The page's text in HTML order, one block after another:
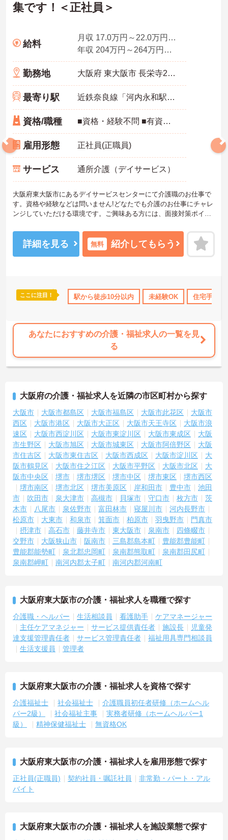
年間休日110日以上 資格取得サポート 研修制度あり
集です！＜正社員＞
給料
月収 17.0万円～22.0万円程度
年収 204万円～264万円程度※月収×12ヶ月
勤務地 大阪府 東大阪市 長栄寺21番24号
最寄り駅 近鉄奈良線「河内永和駅」徒歩5分
資格/職種 ■資格・経験不問 ■有資格者、経験者歓迎
雇用形態 正社員(正職員)
サービス 通所介護（デイサービス）
大阪府東大阪市にあるデイサービスセンターにて介護職のお仕事で
す。資格や経験などは問いません!どなたでも介護のお仕事にチャレ
ンジしていただける環境です。ご興味ある方には、面接対策ポイン
い。
詳細を見る 無料 紹介してもらう
ここに注目！ 駅から徒歩10分以内 未経験OK 住宅手当・
あなたにおすすめの介護・福祉求人の一覧を見
る
大阪府の介護・福祉求人を近隣の市区町村から探す
大阪市 大阪市都島区 大阪市福島区 大阪市此花区
大阪市
西区
大阪市港区 大阪市大正区 大阪市天王寺区
大阪市浪
速区
大阪市西淀川区 大阪市東淀川区 大阪市東成区
大阪
市生野区
大阪市旭区 大阪市城東区 大阪市阿倍野区
大阪
市住吉区
大阪市東住吉区 大阪市西成区 大阪市淀川区
大
阪市鶴見区
大阪市住之江区 大阪市平野区 大阪市北区
大
阪市中央区
堺市 堺市堺区 堺市中区 堺市東区
堺市西区
堺市南区
堺市北区 堺市美原区 岸和田市 豊中市
池田
市
吹田市 泉大津市 高槻市 貝塚市 守口市 枚方市
茨
木市
八尾市 泉佐野市 富田林市 寝屋川市
河内長野市
松原市
大東市 和泉市 箕面市 柏原市 羽曳野市
門真市
摂津市
高石市 藤井寺市 東大阪市 泉南市
四條畷市
交野市
大阪狭山市 阪南市 三島郡島本町
豊能郡豊能町
豊能郡能勢町
泉北郡忠岡町 泉南郡熊取町
泉南郡田尻町
泉南郡岬町
南河内郡太子町 南河内郡河南町
大阪府東大阪市の介護・福祉求人を職種で探す
介護職・ヘルパー 生活相談員 看護助手
ケアマネージャー
主任ケアマネジャー
サービス提供責任者 施設長
児童発
達支援管理責任者
サービス管理責任者
福祉用具専門相談員
生活支援員
管理者
大阪府東大阪市の介護・福祉求人を資格で探す
介護福祉士 社会福祉士
介護職員初任者研修（ホームヘル
パー2級）
社会福祉主事
実務者研修（ホームヘルパー1
級）
精神保健福祉士 無資格OK
大阪府東大阪市の介護・福祉求人を雇用形態で探す
正社員(正職員) 契約社員・嘱託社員
非常勤・パート・アル
バイト
大阪府東大阪市の介護・福祉求人を施設業態で探す